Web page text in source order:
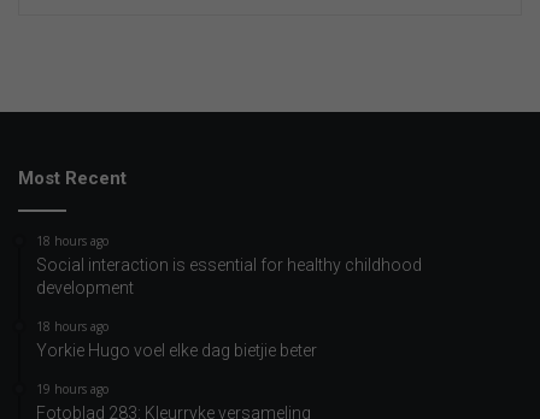
Most Recent
18 hours ago
Social interaction is essential for healthy childhood
development
18 hours ago
Yorkie Hugo voel elke dag bietjie beter
19 hours ago
Fotoblad 283: Kleurryke versameling